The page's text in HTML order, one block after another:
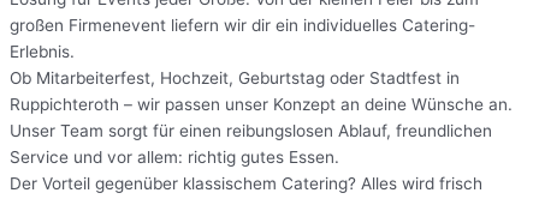
großen Firmenevent liefern wir dir ein individuelles Catering-
Erlebnis.
Ob Mitarbeiterfest, Hochzeit, Geburtstag oder Stadtfest in
Ruppichteroth – wir passen unser Konzept an deine Wünsche an.
Unser Team sorgt für einen reibungslosen Ablauf, freundlichen
Service und vor allem: richtig gutes Essen.
Der Vorteil gegenüber klassischem Catering? Alles wird frisch